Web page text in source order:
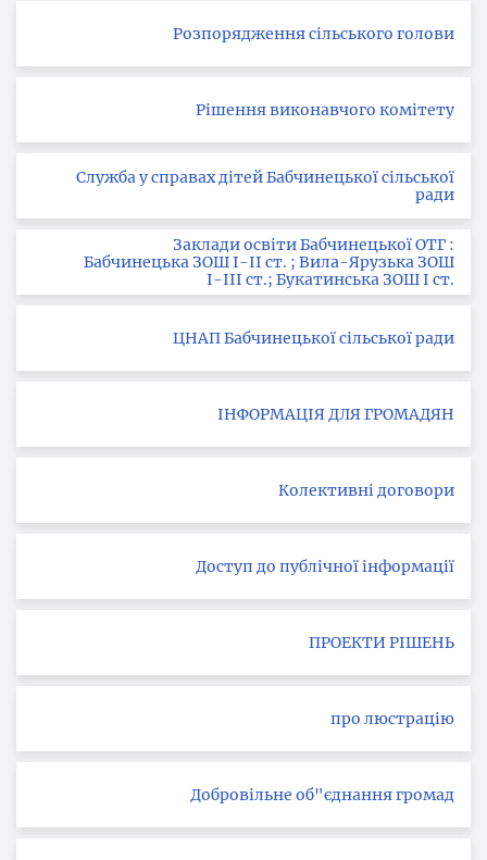
Розпорядження сільського голови
Рішення виконавчого комітету
Служба у справах дітей Бабчинецької сільської
ради
Заклади освіти Бабчинецької ОТГ :
Бабчинецька ЗОШ І-ІІ ст. ; Вила-Ярузька ЗОШ
І-ІІІ ст.; Букатинська ЗОШ І ст.
ЦНАП Бабчинецької сільської ради
ІНФОРМАЦІЯ ДЛЯ ГРОМАДЯН
Колективні договори
Доступ до публічної інформації
ПРОЕКТИ РІШЕНЬ
про люстрацію
Добровільне об"єднання громад